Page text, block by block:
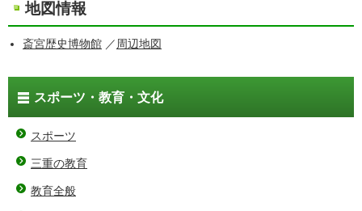
地図情報
斎宮歴史博物館 ／ 周辺地図
スポーツ・教育・文化
スポーツ
三重の教育
教育全般